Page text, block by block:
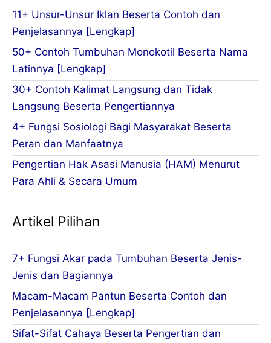
11+ Unsur-Unsur Iklan Beserta Contoh dan
Penjelasannya [Lengkap]
50+ Contoh Tumbuhan Monokotil Beserta Nama
Latinnya [Lengkap]
30+ Contoh Kalimat Langsung dan Tidak
Langsung Beserta Pengertiannya
4+ Fungsi Sosiologi Bagi Masyarakat Beserta
Peran dan Manfaatnya
Pengertian Hak Asasi Manusia (HAM) Menurut
Para Ahli & Secara Umum
Artikel Pilihan
7+ Fungsi Akar pada Tumbuhan Beserta Jenis-
Jenis dan Bagiannya
Macam-Macam Pantun Beserta Contoh dan
Penjelasannya [Lengkap]
Sifat-Sifat Cahaya Beserta Pengertian dan